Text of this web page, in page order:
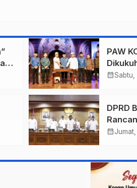
PAW
Rentan
calendar_month
DPRD
2027,
calendar_month